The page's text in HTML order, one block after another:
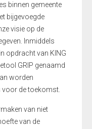
binnen gemeente
bijgevoegde
visie op de
Inmiddels
opdracht van KING
GRIP genaamd
worden
de toekomst.
van niet
van de